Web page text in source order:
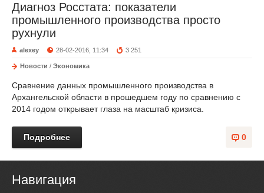
Диагноз Росстата: показатели
промышленного производства просто
рухнули
alexey 28-02-2016, 11:34 3 251
Новости / Экономика
Сравнение данных промышленного производства в
Архангельской области в прошедшем году по сравнению с
2014 годом открывает глаза на масштаб кризиса.
0
Подробнее
Навигация